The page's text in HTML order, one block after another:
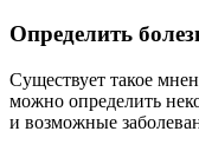
Определить
Существует такое
можно определить
и возможные